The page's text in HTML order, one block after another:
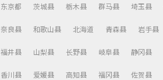
东京都 茨城县 栃木县 群马县 埼玉县
奈良县 和歌山县 北海道 青森县 岩手县
福井县 山梨县 长野县 岐阜县 静冈县
香川县 爱媛县 高知县 福冈县 佐贺县